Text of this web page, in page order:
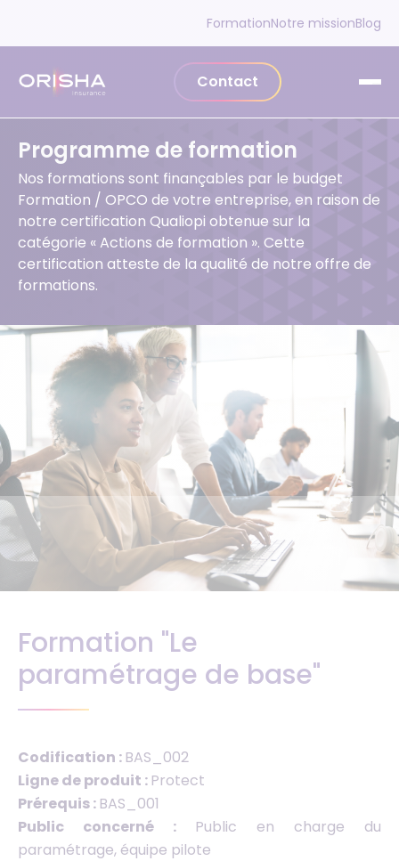
FormationNotre missionBlog
Contact
Programme de formation
Nos formations sont finançables par le budget
Formation / OPCO de votre entreprise, en raison de
notre certification Qualiopi obtenue sur la
catégorie « Actions de formation ». Cette
certification atteste de la qualité de notre offre de
formations.
Formation "Le
paramétrage de base"
Codification : BAS_002
Ligne de produit : Protect
Prérequis : BAS_001
Public concerné : Public en charge du
paramétrage, équipe pilote